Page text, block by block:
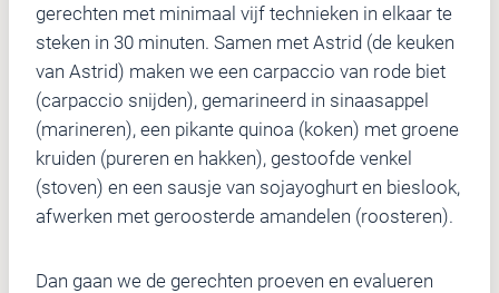
gerechten met minimaal vijf technieken in elkaar te
steken in 30 minuten. Samen met Astrid (de keuken
van Astrid) maken we een carpaccio van rode biet
(carpaccio snijden), gemarineerd in sinaasappel
(marineren), een pikante quinoa (koken) met groene
kruiden (pureren en hakken), gestoofde venkel
(stoven) en een sausje van sojayoghurt en bieslook,
afwerken met geroosterde amandelen (roosteren).
Dan gaan we de gerechten proeven en evalueren